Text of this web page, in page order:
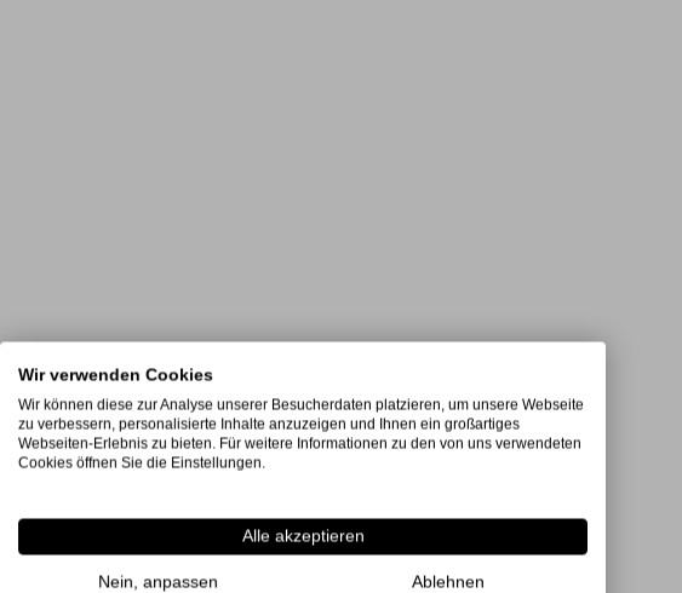
Wir verwenden Cookies
Wir können diese zur Analyse unserer Besucherdaten platzieren, um unsere Webseite
zu verbessern, personalisierte Inhalte anzuzeigen und Ihnen ein großartiges
Webseiten-Erlebnis zu bieten. Für weitere Informationen zu den von uns verwendeten
Cookies öffnen Sie die Einstellungen.
Alle akzeptieren
Nein, anpassen Ablehnen